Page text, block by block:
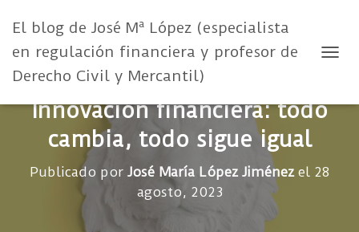
El blog de José Mª López (especialista
en regulación financiera y profesor de
Derecho Civil y Mercantil)
Innovación financiera: todo
cambia, todo sigue igual
Publicado por José María López Jiménezel 28
agosto, 2023